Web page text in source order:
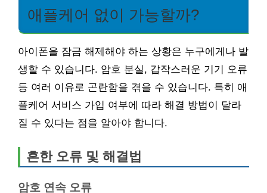
애플케어 없이 가능할까?
아이폰을 잠금 해제해야 하는 상황은 누구에게나 발
생할 수 있습니다. 암호 분실, 갑작스러운 기기 오류
등 여러 이유로 곤란함을 겪을 수 있습니다. 특히 애
플케어 서비스 가입 여부에 따라 해결 방법이 달라
질 수 있다는 점을 알아야 합니다.
흔한 오류 및 해결법
암호 연속 오류